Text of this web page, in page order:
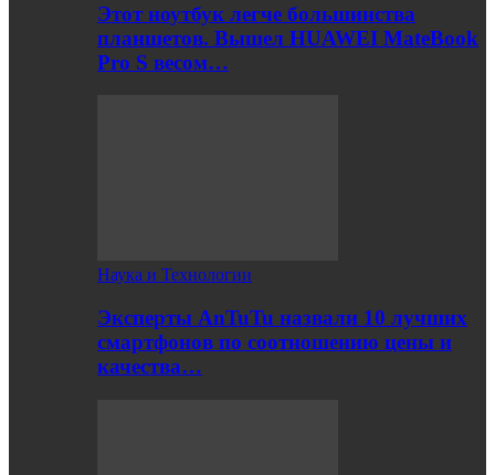
Этот ноутбук легче большинства
планшетов. Вышел HUAWEI MateBook
Pro S весом…
Наука и Технологии
Эксперты AnTuTu назвали 10 лучших
смартфонов по соотношению цены и
качества…